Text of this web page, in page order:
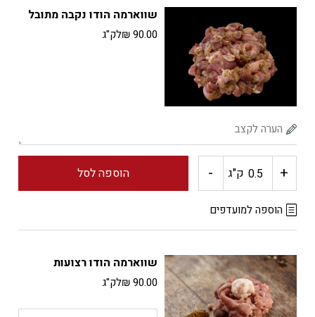
(שווארמה
הודיה)
שווארמה הודו נקבה מתובל
₪90.00 לק"ג
+ כמות
של
הודו
נקבה
ק"ג - הוספה לסל
הוספה למועדפים
שווארמה הודו רצועות
₪90.00 לק"ג